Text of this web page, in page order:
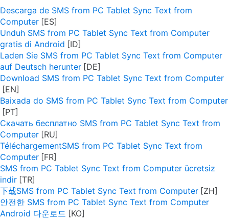
Descarga de SMS from PC Tablet Sync Text from
Computer
Unduh SMS from PC Tablet Sync Text from Computer
gratis di Android
Laden Sie SMS from PC Tablet Sync Text from Computer
auf Deutsch herunter
Download SMS from PC Tablet Sync Text from Computer
Baixada do SMS from PC Tablet Sync Text from Computer
Скачать бесплатно SMS from PC Tablet Sync Text from
Computer
TéléchargementSMS from PC Tablet Sync Text from
Computer
SMS from PC Tablet Sync Text from Computer ücretsiz
indir
下载SMS from PC Tablet Sync Text from Computer
안전한 SMS from PC Tablet Sync Text from Computer
Android 다운로드